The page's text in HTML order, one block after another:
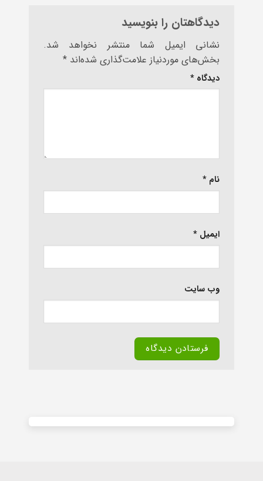
دیدگاهتان را بنویسید
نشانی ایمیل شما منتشر نخواهد شد.
بخش‌های موردنیاز علامت‌گذاری شده‌اند *
دیدگاه *
نام *
ایمیل *
وب‌ سایت